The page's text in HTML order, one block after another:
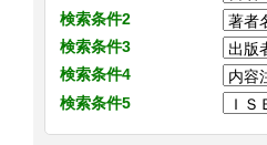
検索条件2
検索条件3
検索条件4
検索条件5